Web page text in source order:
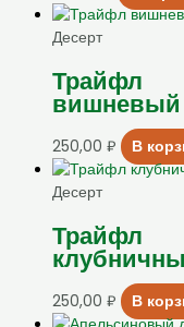
Десерт
Трайфл
вишневый
250,00 ₽ В
Десерт
Трайфл
250,00 ₽ В